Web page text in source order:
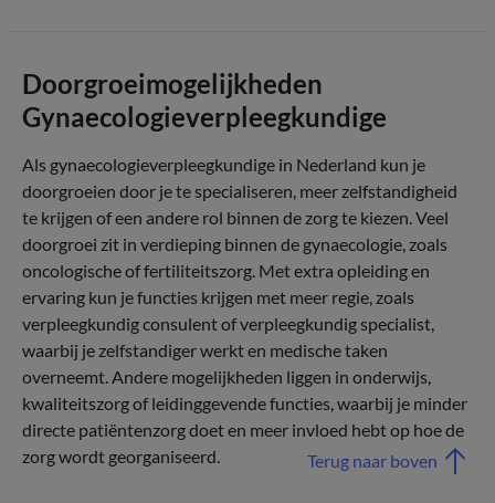
Doorgroeimogelijkheden
Gynaecologieverpleegkundige
Als gynaecologieverpleegkundige in Nederland kun je
doorgroeien door je te specialiseren, meer zelfstandigheid
te krijgen of een andere rol binnen de zorg te kiezen. Veel
doorgroei zit in verdieping binnen de gynaecologie, zoals
oncologische of fertiliteitszorg. Met extra opleiding en
ervaring kun je functies krijgen met meer regie, zoals
verpleegkundig consulent of verpleegkundig specialist,
waarbij je zelfstandiger werkt en medische taken
overneemt. Andere mogelijkheden liggen in onderwijs,
kwaliteitszorg of leidinggevende functies, waarbij je minder
directe patiëntenzorg doet en meer invloed hebt op hoe de
zorg wordt georganiseerd.
Terug naar boven